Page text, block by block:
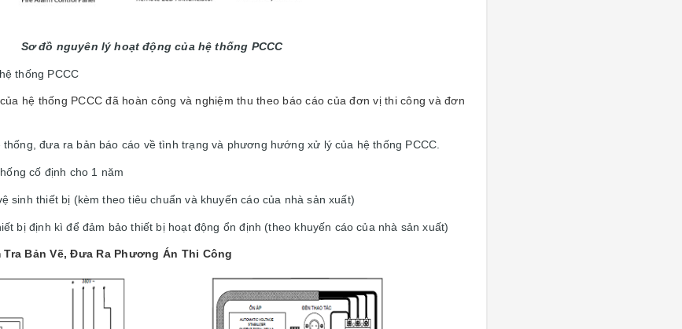
Sơ đồ nguyên lý hoạt động của hệ thống PCCC
thống PCCC
hệ thống PCCC đã hoàn công và nghiệm thu theo báo cáo của đơn vị thi công và đơn
đưa ra bản báo cáo về tình trạng và phương hướng xử lý của hệ thống PCCC.
cố định cho 1 năm
sinh thiết bị (kèm theo tiêu chuẩn và khuyến cáo của nhà sản xuất)
bị định kì để đảm bảo thiết bị hoạt động ổn định (theo khuyến cáo của nhà sản xuất)
Tra Bản Vẽ, Đưa Ra Phương Án Thi Công